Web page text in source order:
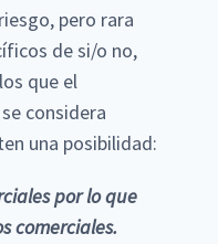
pero rara
de si/o no,
que el
considera
una posibilidad:
por lo que
comerciales.